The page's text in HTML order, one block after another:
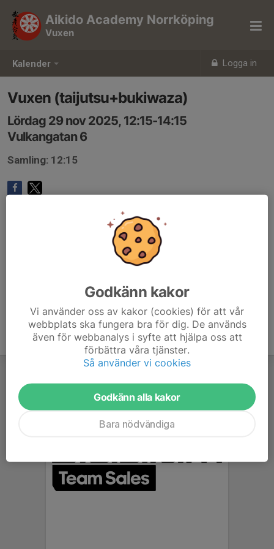
Kalender Logga in
Aikido Academy Norrköping
Vuxen
Vuxen (taijutsu+bukiwaza)
Lördag 29 nov 2025, 12:15-14:15
Vulkangatan 6
Samling: 12:15
Godkänn kakor
Vi använder oss av kakor (cookies) för att vår
webbplats ska fungera bra för dig. De används
även för webbanalys i syfte att hjälpa oss att
förbättra våra tjänster.
Så använder vi cookies
Godkänn alla kakor
Bara nödvändiga